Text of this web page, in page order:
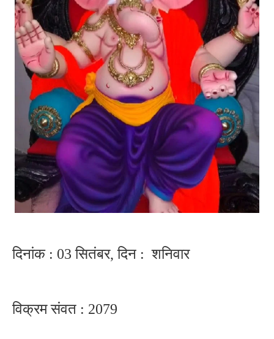
दिनांक : 03 सितंबर, दिन : शनिवार
विक्रम संवत : 2079